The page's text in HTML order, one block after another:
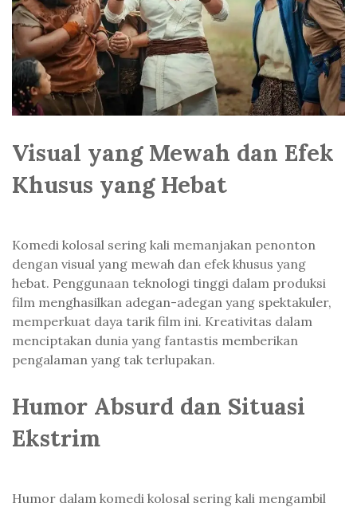
Visual yang Mewah dan Efek
Khusus yang Hebat
Komedi kolosal sering kali memanjakan penonton
dengan visual yang mewah dan efek khusus yang
hebat. Penggunaan teknologi tinggi dalam produksi
film menghasilkan adegan-adegan yang spektakuler,
memperkuat daya tarik film ini. Kreativitas dalam
menciptakan dunia yang fantastis memberikan
pengalaman yang tak terlupakan.
Humor Absurd dan Situasi
Ekstrim
Humor dalam komedi kolosal sering kali mengambil